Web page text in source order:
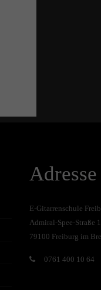
Adresse
E-Gitarrenschule
Admiral-Spee-Straße 1
79100 Freiburg im
0761 400 10 64